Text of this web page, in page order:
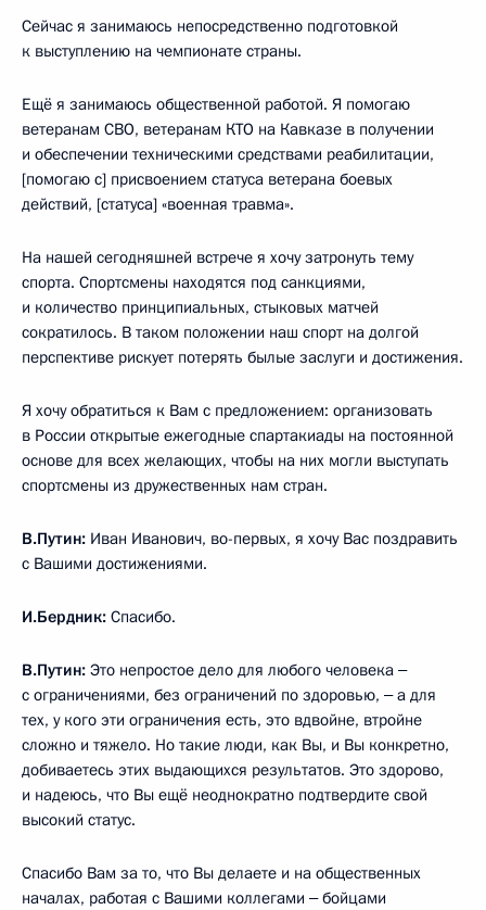
Сейчас я занимаюсь непосредственно подготовкой
к выступлению на чемпионате страны.
Ещё я занимаюсь общественной работой. Я помогаю
ветеранам СВО, ветеранам КТО на Кавказе в получении
и обеспечении техническими средствами реабилитации,
[помогаю с] присвоением статуса ветерана боевых
действий, [статуса] «военная травма».
На нашей сегодняшней встрече я хочу затронуть тему
спорта. Спортсмены находятся под санкциями,
и количество принципиальных, стыковых матчей
сократилось. В таком положении наш спорт на долгой
перспективе рискует потерять былые заслуги и достижения.
Я хочу обратиться к Вам с предложением: организовать
в России открытые ежегодные спартакиады на постоянной
основе для всех желающих, чтобы на них могли выступать
спортсмены из дружественных нам стран.
В.Путин: Иван Иванович, во-первых, я хочу Вас поздравить
с Вашими достижениями.
И.Бердник: Спасибо.
В.Путин: Это непростое дело для любого человека ‒
с ограничениями, без ограничений по здоровью, ‒ а для
тех, у кого эти ограничения есть, это вдвойне, втройне
сложно и тяжело. Но такие люди, как Вы, и Вы конкретно,
добиваетесь этих выдающихся результатов. Это здорово,
и надеюсь, что Вы ещё неоднократно подтвердите свой
высокий статус.
Спасибо Вам за то, что Вы делаете и на общественных
началах, работая с Вашими коллегами ‒ бойцами